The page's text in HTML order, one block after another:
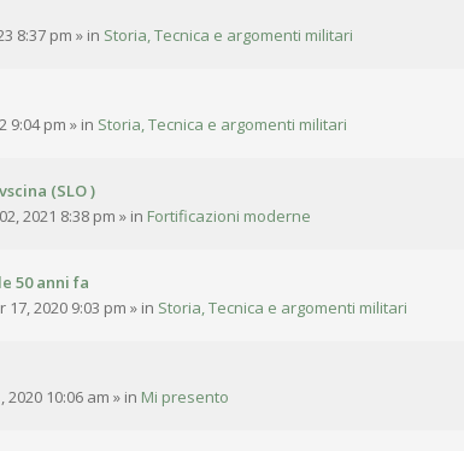
8:37 pm » in Storia, Tecnica e argomenti militari
9:04 pm » in Storia, Tecnica e argomenti militari
(SLO )
2021 8:38 pm » in Fortificazioni moderne
50 anni fa
17, 2020 9:03 pm » in Storia, Tecnica e argomenti militari
2020 10:06 am » in Mi presento